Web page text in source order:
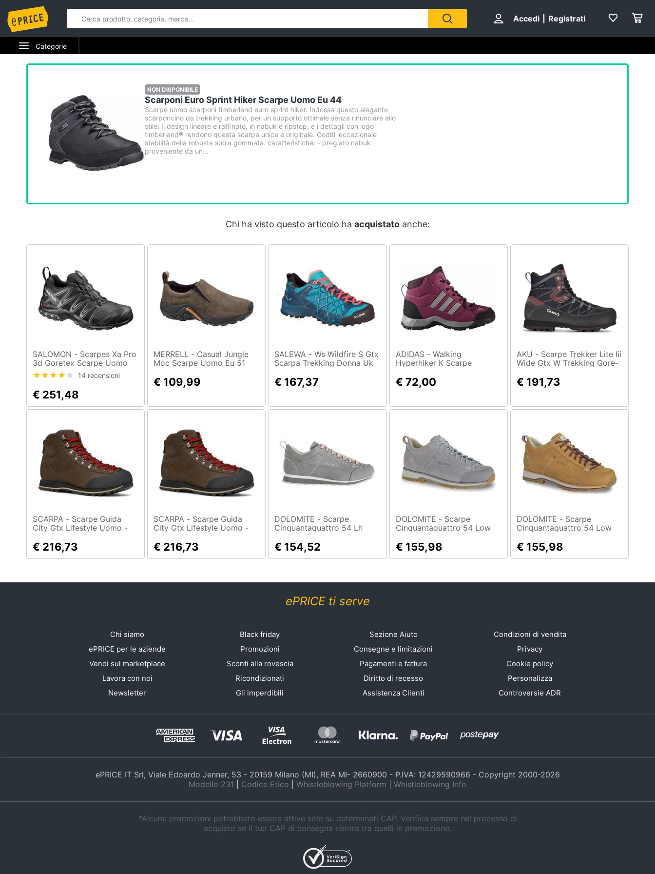
Accedi Registrati
Categorie
NON DISPONIBILE
Scarponi Euro Sprint Hiker Scarpe Uomo Eu 44
Scarpe uomo scarponi timberland euro sprint hiker. Indossa questo elegante
scarponcino da trekking urbano, per un supporto ottimale senza rinunciare allo
stile. Il design lineare e raffinato, in nabuk e ripstop, e i dettagli con logo
timberland® rendono questa scarpa unica e originale. Goditi leccezionale
stabilità della robusta suola gommata. caratteristiche: - pregiato nabuk
proveniente da un...
Chi ha visto questo articolo ha acquistatoanche:
SALOMON - Scarpes Xa Pro
3d Goretex Scarpe Uomo
Eu 46 2/3
14 recensioni
€ 251,48
MERRELL - Casual Jungle
Moc Scarpe Uomo Eu 51
€ 109,99
SALEWA - Ws Wildfire S Gtx
Scarpa Trekking Donna Uk
€ 167,37
ADIDAS - Walking
Hyperhiker K Scarpe
€ 72,00
AKU - Scarpe Trekker Lite Iii
Wide Gtx W Trekking Gore-
Violet Uk 4.5
€ 191,73
SCARPA - Scarpe Guida
City Gtx Lifestyle Uomo -
€ 216,73
SCARPA - Scarpe Guida
City Gtx Lifestyle Uomo -
€ 216,73
DOLOMITE - Scarpe
Cinquantaquattro 54 Lh
Donna - Burgundy Red Uk
6.0
€ 154,52
DOLOMITE - Scarpe
Cinquantaquattro 54 Low
Dusty Purple Uk 5.5
€ 155,98
DOLOMITE - Scarpe
Cinquantaquattro 54 Low
Yellow Uk 4.5
€ 155,98
ePRICE ti serve
Chi siamo
ePRICE per le aziende
Vendi sul marketplace
Lavora con noi
Newsletter
Black friday
Promozioni
Sconti alla rovescia
Ricondizionati
Gli imperdibili
Sezione Aiuto
Consegne e limitazioni
Pagamenti e fattura
Diritto di recesso
Assistenza Clienti
Condizioni di vendita
Privacy
Cookie policy
Personalizza
Controversie ADR
ePRICE IT Srl, Viale Edoardo Jenner, 53 - 20159 Milano (MI), REA MI- 2660900 - P.IVA: 12429590966 - Copyright 2000-2026
Modello 231
Codice Etico Whistleblowing Platform Whistleblowing Info
*Alcune promozioni potrebbero essere attive solo su determinati CAP. Verifica sempre nel processo di
acquisto se il tuo CAP di consegna rientra tra quelli in promozione.